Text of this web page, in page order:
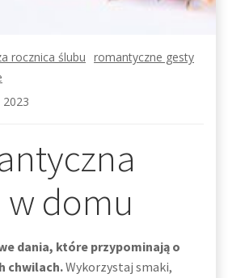
rocznica ślubu romantyczne gesty
domu
dania, które przypominają o
chwilach.Wykorzystaj smaki,